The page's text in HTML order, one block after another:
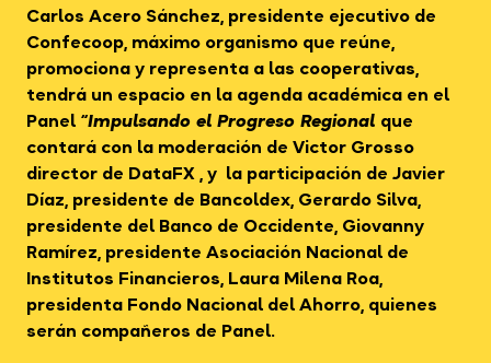
Carlos Acero Sánchez, presidente ejecutivo de
Confecoop, máximo organismo que reúne,
promociona y representa a las cooperativas,
tendrá un espacio en la agenda académica en el
Panel“Impulsando el Progreso Regional que
contará con la moderación de Victor Grosso
director de DataFX , y la participación de Javier
Díaz, presidente de Bancoldex, Gerardo Silva,
presidente del Banco de Occidente, Giovanny
Ramírez, presidente Asociación Nacional de
Institutos Financieros, Laura Milena Roa,
presidenta Fondo Nacional del Ahorro, quienes
serán compañeros de Panel.